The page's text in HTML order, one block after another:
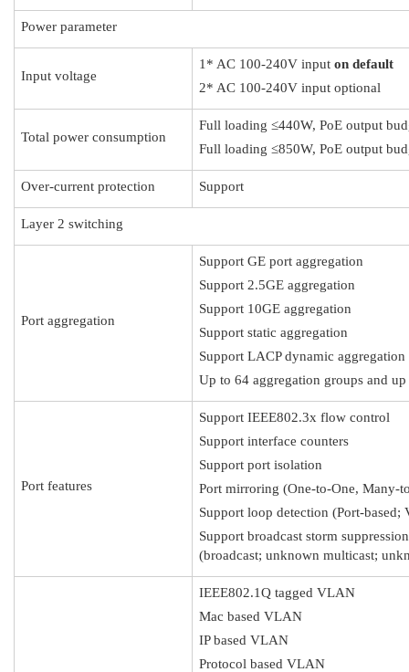
Power parameter
Input voltage
1* AC 100-240V input on default
2* AC 100-240V input optional
Total power consumption
Full loading ≤440W, PoE output
Full loading ≤850W, PoE output
Over-current protection Support
Layer 2 switching
Port aggregation
Support GE port aggregation
Support 2.5GE aggregation
Support 10GE aggregation
Support static aggregation
Support LACP dynamic aggregation
Up to 64 aggregation groups and
Port features
Support IEEE802.3x flow control
Support interface counters
Support port isolation
Port mirroring (One-to-One, Many-
Support loop detection (Port-based;
Support broadcast storm suppression
(broadcast; unknown multicast;
IEEE802.1Q tagged VLAN
Mac based VLAN
IP based VLAN
Protocol based VLAN